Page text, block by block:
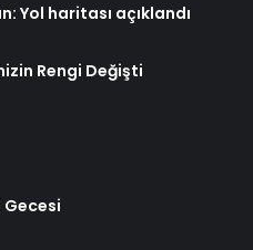
Yol haritası açıklandı
Rengi Değişti
Gecesi